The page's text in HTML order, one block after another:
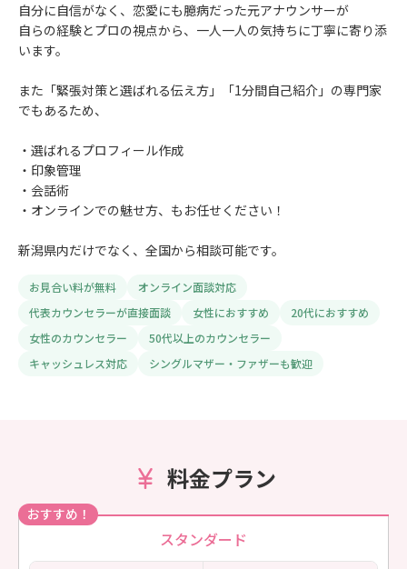
自分に自信がなく、恋愛にも臆病だった元アナウンサーが
自らの経験とプロの視点から、一人一人の気持ちに丁寧に寄り添
います。
また「緊張対策と選ばれる伝え方」「1分間自己紹介」の専門家
でもあるため、
・選ばれるプロフィール作成
・印象管理
・会話術
・オンラインでの魅せ方、もお任せください！
新潟県内だけでなく、全国から相談可能です。
お見合い料が無料
オンライン面談対応
代表カウンセラーが直接面談
女性におすすめ
20代におすすめ
女性のカウンセラー
50代以上のカウンセラー
キャッシュレス対応
シングルマザー・ファザーも歓迎
料金プラン
おすすめ！
スタンダード